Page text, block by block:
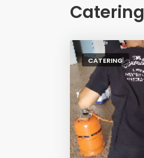
Catering
CATERING